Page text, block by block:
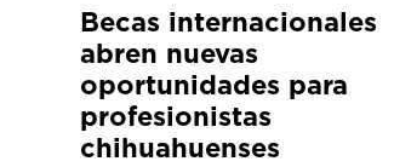
Becas internacionales
abren nuevas
oportunidades para
profesionistas
chihuahuenses